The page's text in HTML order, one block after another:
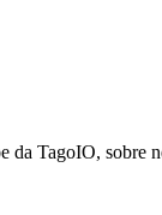
da TagoIO, sobre